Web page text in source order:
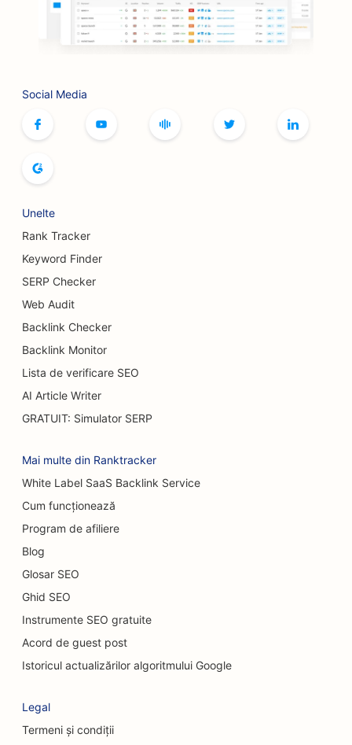
SEO pentru restaurantele BBQ
SEO pentru fabricile de bere
SEO pentru serviciile de augmentare mamară
SEO pentru Burger Trucks
SEO pentru magazinele de prăjituri
SEO pentru dealerii auto
SEO pentru chirurgi pentru arși
SEO pentru cafenele
SEO pentru magazine de covoare și pardoseli
SEO pentru restaurantele Casual Dining
SEO pentru chiropracticieni
SEO pentru serviciile de curățenie
SEO pentru firmele de consultanță
Social Media
Unelte
Rank Tracker
Keyword Finder
SERP Checker
Web Audit
Backlink Checker
Backlink Monitor
Lista de verificare SEO
AI Article Writer
GRATUIT: Simulator SERP
Mai multe din Ranktracker
White Label SaaS Backlink Service
Cum funcționează
Program de afiliere
Blog
Glosar SEO
Ghid SEO
Instrumente SEO gratuite
Acord de guest post
Istoricul actualizărilor algoritmului Google
Legal
Termeni și condiții